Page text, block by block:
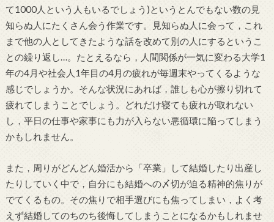
て1000人という人もいるでしょう)というとんでもない数の見
知らぬ人にたくさん会う作業です。見知らぬ人に会って，これ
まで他の人としてきたような話を改めて別の人にするというこ
との繰り返し…。たとえるなら，人間関係が一気に変わる大学1
年の4月や社会人1年目の4月の疲れが毎週末やってくるような
感じでしょうか。そんな状況にあれば，誰しも心が擦り切れて
疲れてしまうことでしょう。どれだけ寝ても疲れが取れない
し，平日の仕事や家事にも力が入らない悪循環に陥ってしまう
かもしれません。
また，周りがどんどん婚活から「卒業」して結婚したり出産し
たりしていく中で，自分にも結婚への〆切が迫る精神的焦りが
でてくるもの。その焦りで相手選びにも焦ってしまい，よく考
えず結婚してのちのち後悔してしまうことになるかもしれませ